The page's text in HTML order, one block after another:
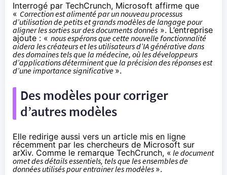
Interrogé par TechCrunch, Microsoft affirme que
« Correction est alimenté par un nouveau processus
d’utilisation de petits et grands modèles de langage pour
aligner les sorties sur des documents donnés ». L’entreprise
ajoute : « nous espérons que cette nouvelle fonctionnalité
aidera les créateurs et les utilisateurs d’IA générative dans
des domaines tels que la médecine, où les développeurs
d’applications déterminent que la précision des réponses est
d’une importance significative ».
Des modèles pour corriger
d’autres modèles
Elle redirige aussi vers un article mis en ligne
récemment par les chercheurs de Microsoft sur
arXiv. Comme le remarque TechCrunch, « le document
omet des détails essentiels, tels que les ensembles de
données utilisés pour entrainer les modèles ».